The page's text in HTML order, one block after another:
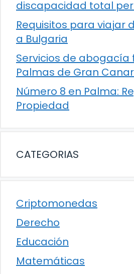
discapacidad total
Requisitos para viajar
a Bulgaria
Servicios de abogacía
Palmas de Gran
Número 8 en Palma:
Propiedad
CATEGORIAS
Criptomonedas
Derecho
Educación
Matemáticas